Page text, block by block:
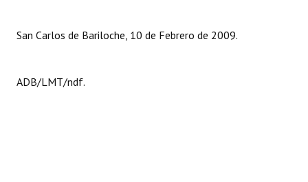
San Carlos de Bariloche, 10 de Febrero de 2009.
ADB/LMT/ndf.